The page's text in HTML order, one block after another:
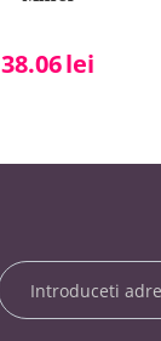
38.06lei